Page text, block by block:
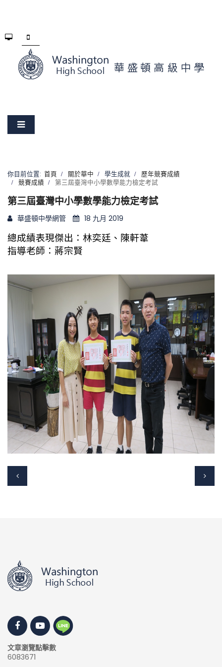
你目前位置: 首頁 關於華中 學生成就
歷年競賽成績
競賽成績
第三屆臺灣中小學數學能力檢定考試
第三屆臺灣中小學數學能力檢定考試
華盛頓中學網管 18 九月 2019
總成績表現傑出：林奕廷、陳軒葦
指導老師：蔣宗賢
文章瀏覽點擊數
6083671